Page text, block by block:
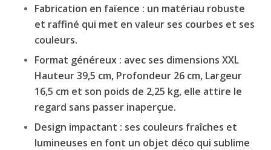
Fabrication en faïence : un matériau robuste
et raffiné qui met en valeur ses courbes et ses
couleurs.
Format généreux : avec ses dimensions XXL
Hauteur 39,5 cm, Profondeur 26 cm, Largeur
16,5 cm et son poids de 2,25 kg, elle attire le
regard sans passer inaperçue.
Design impactant : ses couleurs fraîches et
lumineuses en font un objet déco qui sublime